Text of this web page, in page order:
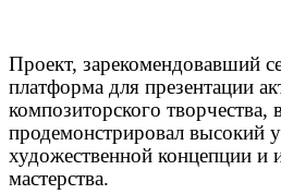
Проект, зарекомендовавший
платформа для презентации
композиторского творчества,
продемонстрировал высокий
художественной концепции и
мастерства.